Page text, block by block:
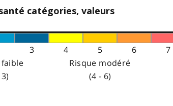
catégories, valeurs
3 4 5 6 7
faible
Risque modéré
(4 - 6)